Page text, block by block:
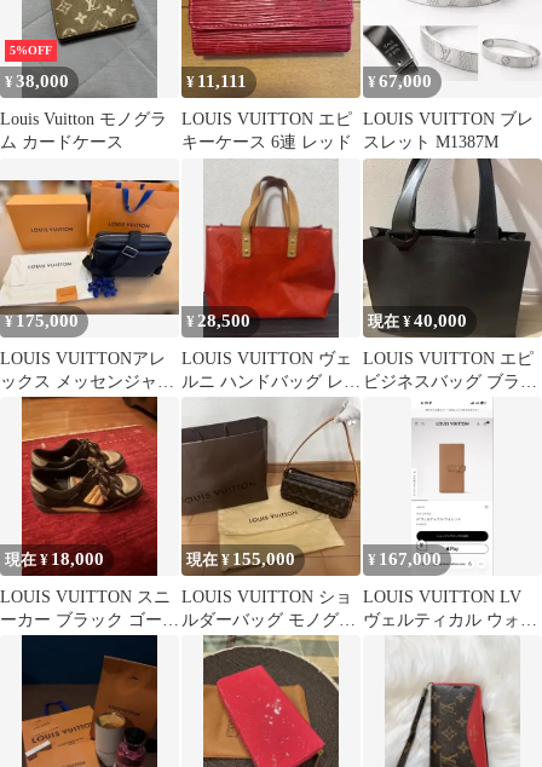
5%OFF
¥38,000
Louis Vuitton モノグラ
ム カードケース
¥ 11,111
LOUIS VUITTON エピ
キーケース 6連 レッド
¥67,000
LOUIS VUITTON ブレ
スレット M1387M
¥175,000
LOUIS VUITTONアレ
ックス メッセンジャー
バッグ ブラック
¥ 28,500
LOUIS VUITTON ヴェ
ルニ ハンドバッグ レッ
ド
現在 ¥40,000
LOUIS VUITTON エピ
ビジネスバッグ ブラッ
現在 ¥18,000
LOUIS VUITTON スニ
ーカー ブラック ゴール
現在 ¥ 155,000
LOUIS VUITTON ショ
ルダーバッグ モノグラ
¥ 167,000
LOUIS VUITTON LV
ヴェルティカル ウォレ